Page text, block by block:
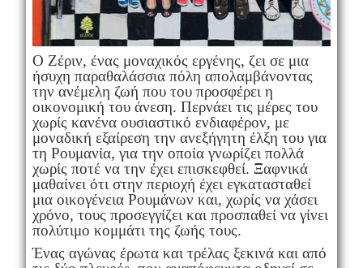
Ο Ζέριν, ένας μοναχικός εργένης, ζει σε μια
ήσυχη παραθαλάσσια πόλη απολαμβάνοντας
την ανέμελη ζωή που του προσφέρει η
οικονομική του άνεση. Περνάει τις μέρες του
χωρίς κανένα ουσιαστικό ενδιαφέρον, με
μοναδική εξαίρεση την ανεξήγητη έλξη του για
τη Ρουμανία, για την οποία γνωρίζει πολλά
χωρίς ποτέ να την έχει επισκεφθεί. Ξαφνικά
μαθαίνει ότι στην περιοχή έχει εγκατασταθεί
μια οικογένεια Ρουμάνων και, χωρίς να χάσει
χρόνο, τους προσεγγίζει και προσπαθεί να γίνει
πολύτιμο κομμάτι της ζωής τους.
Ένας αγώνας έρωτα και τρέλας ξεκινά και από